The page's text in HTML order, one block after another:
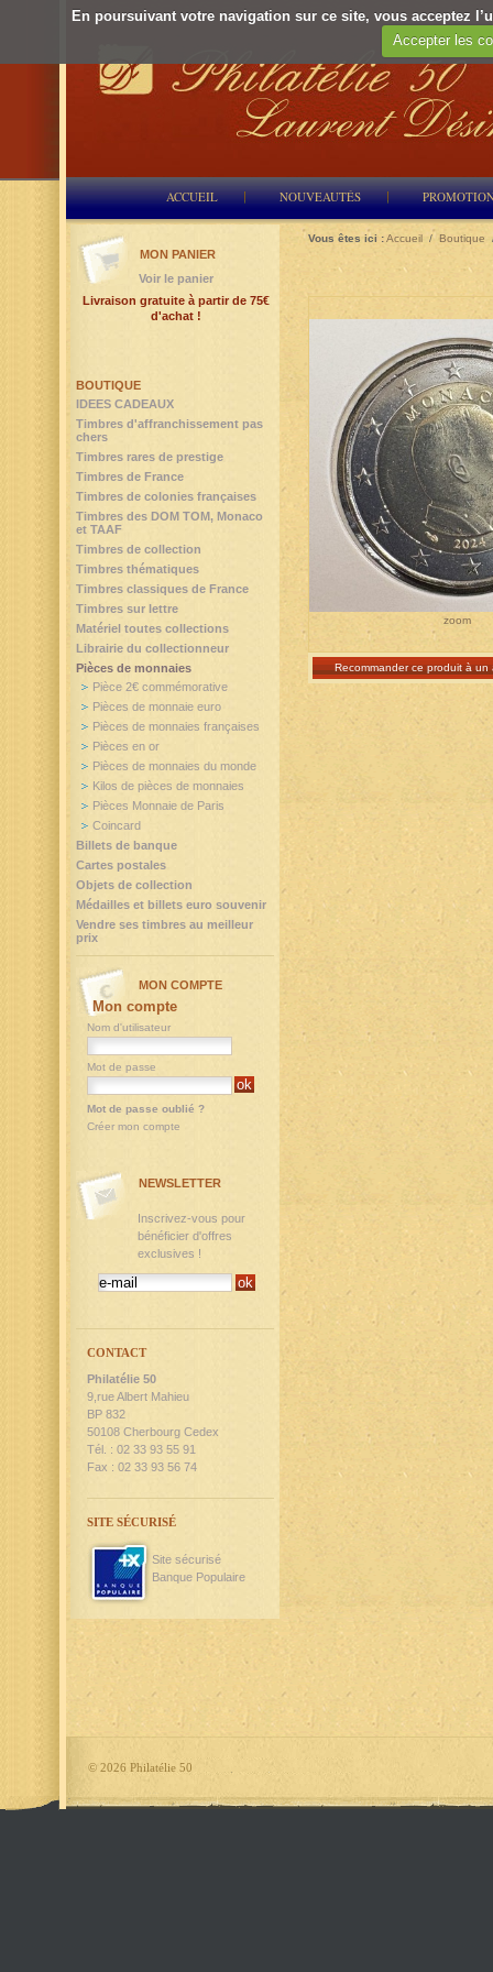
En poursuivant votre navigation sur ce site, vous acceptez
Accepter les
ACCUEIL NOUVEAUTÉS
Vous êtes ici :Accueil / Boutique
zoom
Recommander ce produit à un
BOUTIQUE
IDEES CADEAUX
Timbres d'affranchissement pas
chers
Timbres rares de prestige
Timbres de France
Timbres de colonies françaises
Timbres des DOM TOM, Monaco
et TAAF
Timbres de collection
Timbres thématiques
Timbres classiques de France
Timbres sur lettre
Matériel toutes collections
Librairie du collectionneur
Pièces de monnaies
Pièce 2€ commémorative
Pièces de monnaie euro
Pièces de monnaies françaises
Pièces en or
Pièces de monnaies du monde
Kilos de pièces de monnaies
Pièces Monnaie de Paris
Coincard
Billets de banque
Cartes postales
Objets de collection
Médailles et billets euro souvenir
Vendre ses timbres au meilleur
prix
MON PANIER
Voir le panier
Livraison gratuite à partir de 75€
d'achat !
MON COMPTE
Mon compte
Nom d'utilisateur
Mot de passe
Mot de passe oublié ?
Créer mon compte
NEWSLETTER
Inscrivez-vous pour
bénéficier d'offres
exclusives !
CONTACT
Philatélie 50
9,rue Albert Mahieu
BP 832
50108 Cherbourg Cedex
Tél. : 02 33 93 55 91
Fax : 02 33 93 56 74
SITE SÉCURISÉ
Site sécurisé
Banque Populaire
© 2026 Philatélie 50